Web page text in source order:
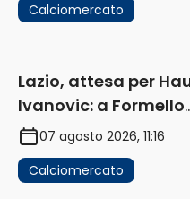
Calciomercato
Lazio, attesa per
Ivanovic: a Formello
attendono risposte
07 agosto 2026, 11:16
Calciomercato